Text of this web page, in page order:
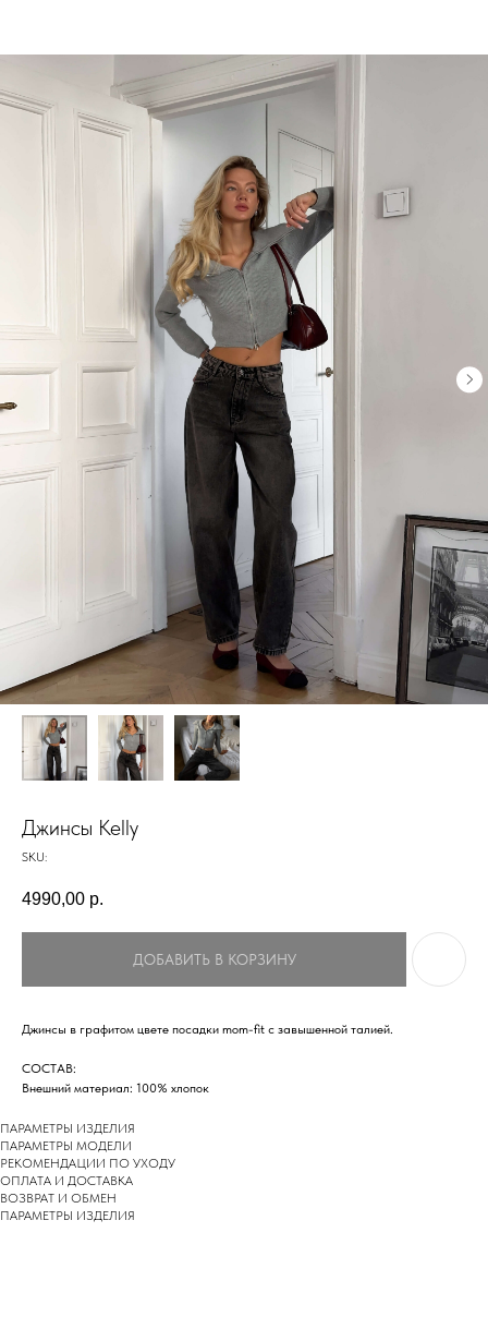
Джинсы Kelly
SKU:
4990,00 р.
ДОБАВИТЬ В КОРЗИНУ
Джинсы в графитом цвете посадки mom-fit с завышенной талией.
СОСТАВ:
Внешний материал: 100% хлопок
ПАРАМЕТРЫ ИЗДЕЛИЯ
ПАРАМЕТРЫ МОДЕЛИ
РEКОМЕНДАЦИИ ПО УХОДУ
ОПЛАТА И ДОСТАВКА
ВОЗВРАТ И ОБМЕН
ПАРАМЕТРЫ ИЗДЕЛИЯ